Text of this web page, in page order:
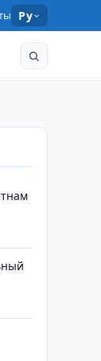
Ру